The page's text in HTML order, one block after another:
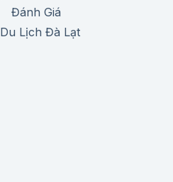
Đánh Giá
Lịch Đà Lạt